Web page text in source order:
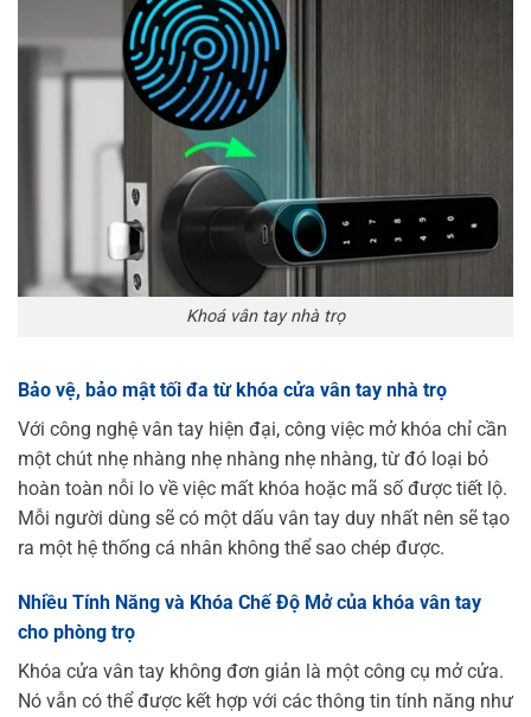
Khoá vân tay nhà trọ
Bảo vệ, bảo mật tối đa từkhóa cửa vân tay nhà trọ
Với công nghệ vân tay hiện đại, công việc mở khóa chỉ cần
một chút nhẹ nhàng nhẹ nhàng nhẹ nhàng, từ đó loại bỏ
hoàn toàn nỗi lo về việc mất khóa hoặc mã số được tiết lộ.
Mỗi người dùng sẽ có một dấu vân tay duy nhất nên sẽ tạo
ra một hệ thống cá nhân không thể sao chép được.
Nhiều Tính Năng và Khóa Chế Độ Mở của khóa vân tay
cho phòng trọ
Khóa cửa vân tay không đơn giản là một công cụ mở cửa.
Nó vẫn có thể được kết hợp với các thông tin tính năng như